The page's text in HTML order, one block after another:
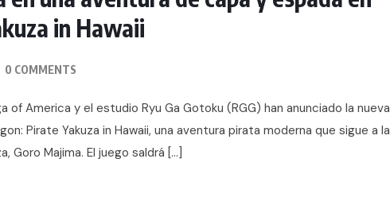
in Hawaii
0 COMMENTS
America y el estudio Ryu Ga Gotoku (RGG) han anunciado la nueva
Pirate Yakuza in Hawaii, una aventura pirata moderna que sigue a la
Goro Majima. El juego saldrá […]